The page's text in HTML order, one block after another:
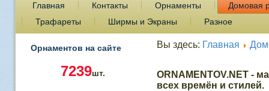
Главная Контакты Орнаменты
Домовая
Трафареты
Ширмы и Экраны Разное
Орнаментов на сайте
7239шт.
Вы здесь: Главная
ORNAMENTOV.NET -
всех времён и стилей.